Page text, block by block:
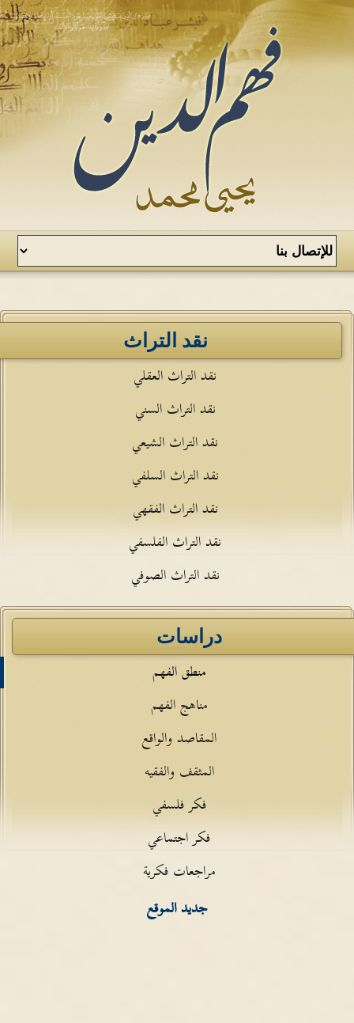
نقد التراث
نقد التراث العقلي
نقد التراث السني
نقد التراث الشيعي
نقد التراث السلفي
نقد التراث الفقهي
نقد التراث الفلسفي
نقد التراث الصوفي
دراسات
منطق الفهم
مناهج الفهم
المقاصد والواقع
المثقف والفقيه
فكر فلسفي
فكر اجتماعي
مراجعات فكرية
جديد الموقع